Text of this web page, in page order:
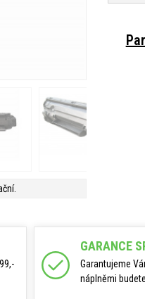
GARANCE
Garantujeme
náplněmi